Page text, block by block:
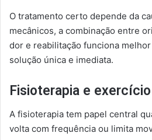
O tratamento certo depende da
mecânicos, a combinação entre
dor e reabilitação funciona
solução única e imediata.
Fisioterapia e exercício
A fisioterapia tem papel central
volta com frequência ou limita